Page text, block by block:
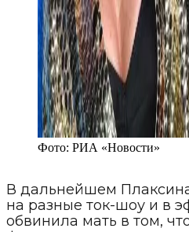
Фото: РИА «Новости»
В дальнейшем
на разные ток-шоу и в
обвинила мать в том,